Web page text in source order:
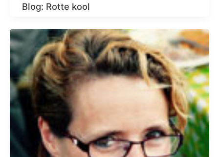
Blog: Rotte kool